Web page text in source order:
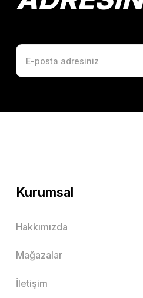
Kurumsal
Hakkımızda
Mağazalar
İletişim